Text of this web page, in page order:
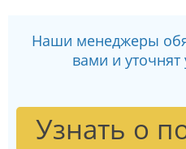
Наши менеджеры
вами и уточнят
Узнать о